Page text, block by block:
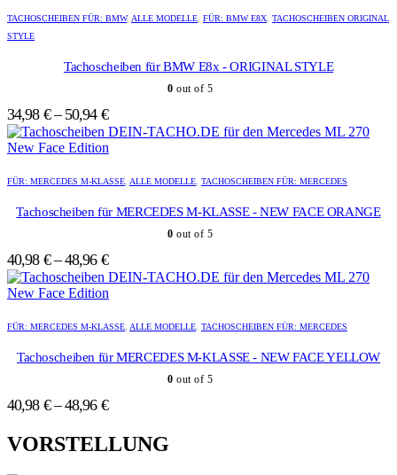
der
gewählt
der
gewählt
Produkt
weist
Optionen
können
auf
Produktseite
werden
Produkt
weist
Optionen
können
auf
Produktseite
werden
TACHOSCHEIBEN FÜR: BMW, ALLE MODELLE, FÜR: BMW E8X, TACHOSCHEIBEN ORIGINAL
STYLE
Tachoscheiben für BMW E8x - ORIGINAL STYLE
0 out of 5
34,98 €–50,94 €
Produkt
mehrere
Die
Optionen
können
der
gewählt
Produkt
mehrere
Die
Optionen
können
der
gewählt
FÜR: MERCEDES M-KLASSE, ALLE MODELLE, TACHOSCHEIBEN FÜR: MERCEDES
Tachoscheiben für MERCEDES M-KLASSE - NEW FACE ORANGE
0 out of 5
40,98 €–48,96 €
Produkt
mehrere
Die
können
auf
Produkt
mehrere
Die
können
auf
FÜR: MERCEDES M-KLASSE, ALLE MODELLE, TACHOSCHEIBEN FÜR: MERCEDES
Tachoscheiben für MERCEDES M-KLASSE - NEW FACE YELLOW
0 out of 5
40,98 €–48,96 €
VORSTELLUNG